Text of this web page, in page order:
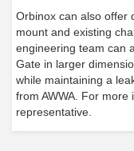
Orbinox can also offer
mount and existing
engineering team can
Gate in larger
while maintaining a
from AWWA. For
representative.